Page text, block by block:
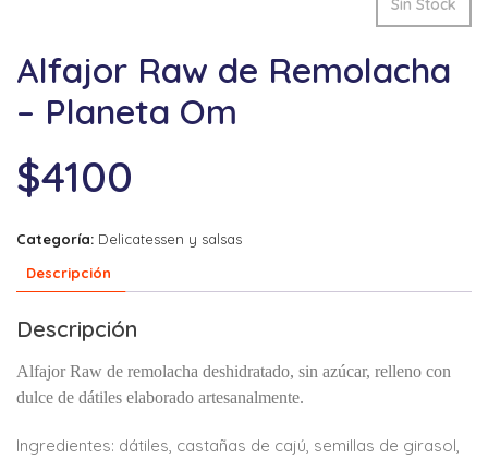
Sin Stock
Alfajor Raw de Remolacha
– Planeta Om
$4100
Categoría: Delicatessen y salsas
Descripción
Descripción
Alfajor Raw de remolacha deshidratado, sin azúcar, relleno con
dulce de dátiles elaborado artesanalmente.
Ingredientes: dátiles, castañas de cajú, semillas de girasol,